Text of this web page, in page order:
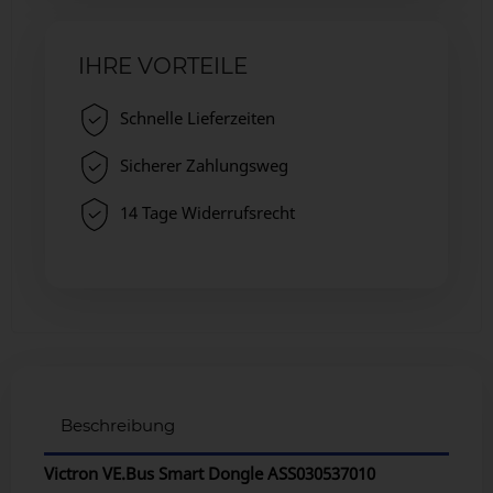
IHRE VORTEILE
Schnelle Lieferzeiten
Sicherer Zahlungsweg
14 Tage Widerrufsrecht
Beschreibung
Victron VE.Bus Smart Dongle ASS030537010